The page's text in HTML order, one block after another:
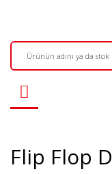
Flip Flop